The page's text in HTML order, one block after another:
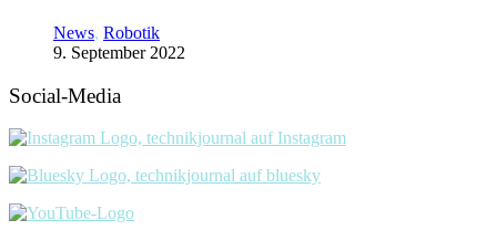
News, Robotik
9. September 2022
Social-Media